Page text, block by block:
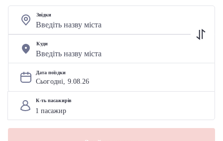
Звідки
Куди
Дата поїздки
Сьогодні, 9.08.26
К-ть пасажирів